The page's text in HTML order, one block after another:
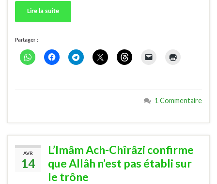
Lire la suite
Partager :
1 Commentaire
AVR
14
L’Imâm Ach-Chîrâzi confirme
que Allâh n’est pas établi sur
le trône